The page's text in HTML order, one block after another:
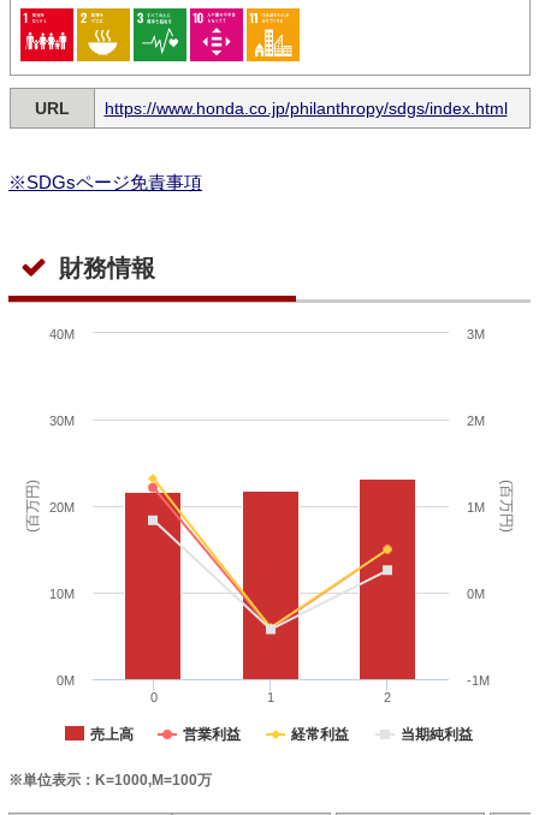
URL https://www.honda.co.jp/philanthropy/sdgs/index.html
※SDGsページ免責事項
財務情報
(百万円) (百万円)
売上高 営業利益 経常利益 当期純利益
0 1 2
0M
10M
20M
30M
40M
-1M
0M
1M
2M
3M
※単位表示：K=1000,M=100万